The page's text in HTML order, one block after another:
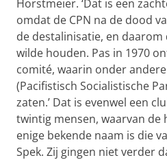
Horstmeier. ‘Dat is een
omdat de CPN na de dood
de destalinisatie, en daarom
wilde houden. Pas in 1970
comité, waarin onder andere
(Pacifistisch Socialistische
zaten.’ Dat is evenwel een
twintig mensen, waarvan de
enige bekende naam is die
Spek. Zij gingen niet verder